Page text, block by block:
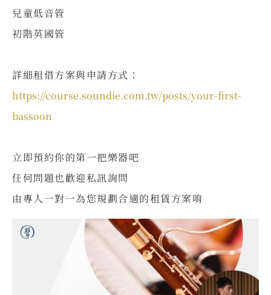
兒童低音管
初階英國管
詳細租借方案與申請方式：
https://course.soundie.com.tw/posts/your-first-
bassoon
立即預約你的第一把樂器吧
任何問題也歡迎私訊詢問
由專人一對一為您規劃合適的租賃方案唷